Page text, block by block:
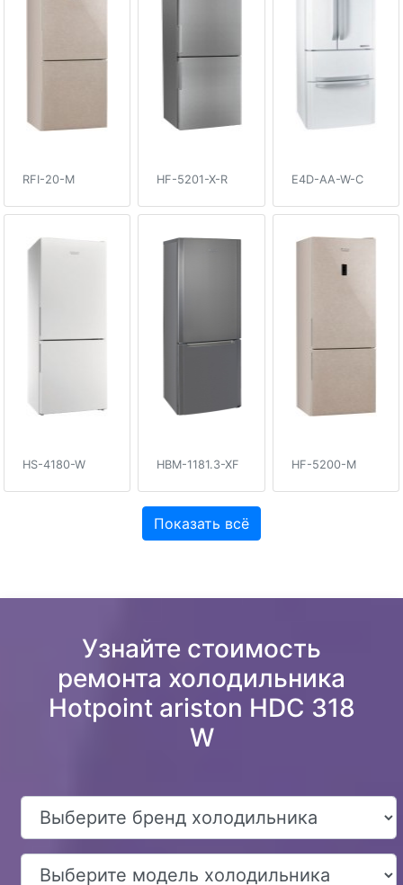
RFI-20-M HF-5201-X-R E4D-AA-W-C
HS-4180-W HBM-1181.3-XF HF-5200-M
Показать всё
Узнайте стоимость
ремонта холодильника
Hotpoint ariston HDC 318
W